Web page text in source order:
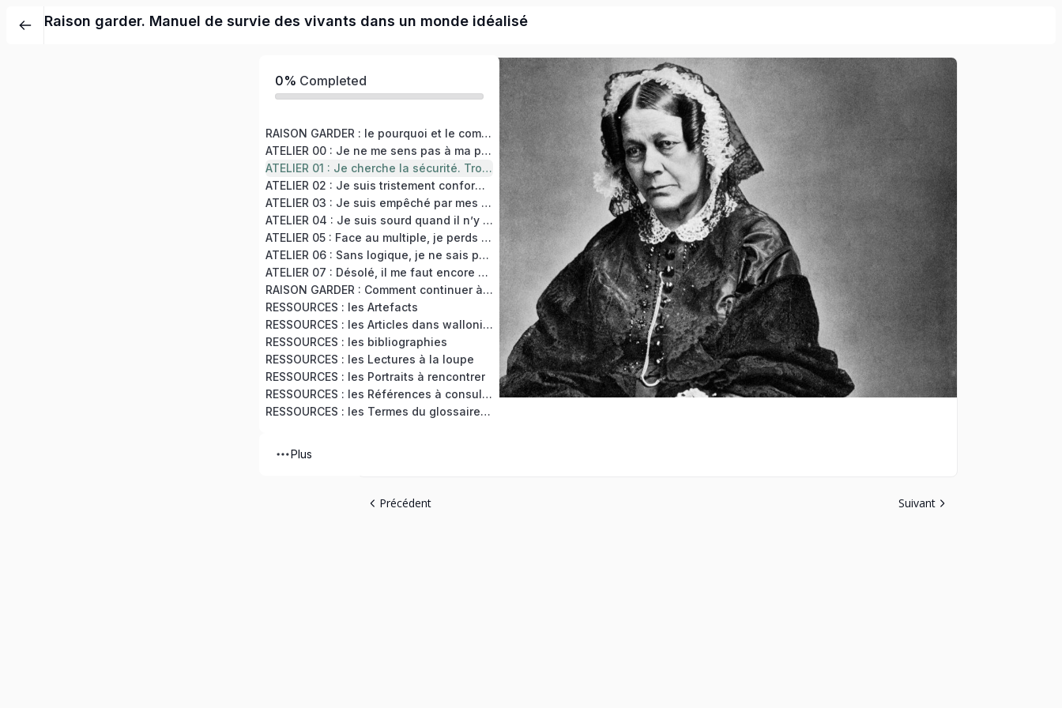
Raison garder. Manuel de survie des vivants dans un monde idéalisé
0% Completed
RAISON GARDER : le pourquoi et le comment de cette formation
ATELIER 00 : Je ne me sens pas à ma place. Concevoir le trouble
ATELIER 01 : Je cherche la sécurité. Trouver le juste sanctuaire
ATELIER 02 : Je suis tristement conforme à ma vision du monde. Identifier le MOI dogmatique et technique
ATELIER 03 : Je suis empêché par mes légendes personnelles. Inviter le MOI héroïque et narratif à sa table
ATELIER 04 : Je suis sourd quand il n’y a pas de mots. Ressentir le message du MOI atavique et sauvage
ATELIER 05 : Face au multiple, je perds la tête. D’abord éviter le choix libidinal
ATELIER 06 : Sans logique, je ne sais pas raison garder ? Vérifier s’il y a âme qui vive
ATELIER 07 : Désolé, il me faut encore un dessin. Faire comme le Jongleur de mondes de Granville (1844)
RAISON GARDER : Comment continuer à raison garder ?
RESSOURCES : les Artefacts
RESSOURCES : les Articles dans wallonica.org
RESSOURCES : les bibliographies
RESSOURCES : les Lectures à la loupe
RESSOURCES : les Portraits à rencontrer
RESSOURCES : les Références à consulter
RESSOURCES : les Termes du glossaire à utiliser
Plus
Précédent Suivant